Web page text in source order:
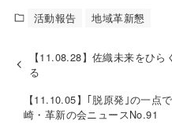
e
b
o
o
k
活動報告 地域革新懇
【11.08.28】佐織未来をひ
る
【11.10.05】｢脱原発｣の一点
崎・革新の会ニュースNo.91